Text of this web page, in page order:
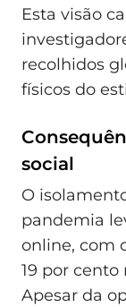
Esta visão
recolhidos
físicos do
social
O
pandemia
online, com
19 por
Apesar da